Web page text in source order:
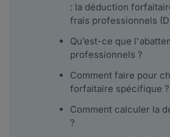
: la déduction
frais professionnels
Qu’est-ce que
professionnels ?
Comment faire pour
forfaitaire spécifique ?
Comment calculer la
?